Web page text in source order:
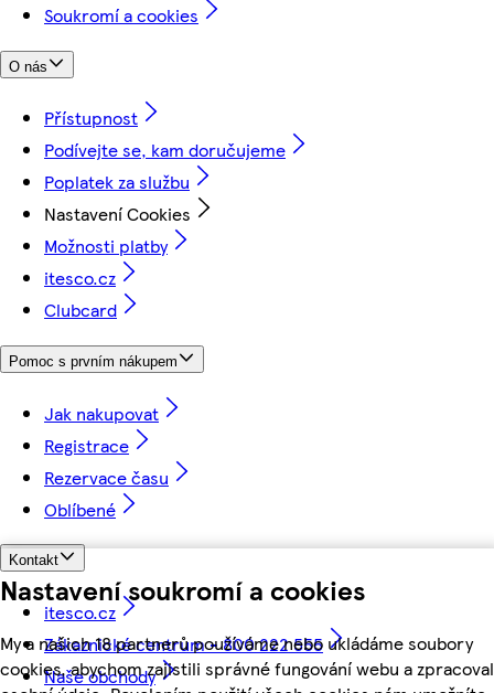
Nastavení soukromí a cookies
My a našich 18 partnerů používáme nebo ukládáme soubory
cookies, abychom zajistili správné fungování webu a
Soukromí a cookies
O nás
Přístupnost
Podívejte se, kam doručujeme
Poplatek za službu
Nastavení Cookies
Možnosti platby
itesco.cz
Clubcard
Pomoc s prvním nákupem
Jak nakupovat
Registrace
Rezervace času
Oblíbené
Kontakt
itesco.cz
Zákaznické centrum - 800 222 555
Naše obchody